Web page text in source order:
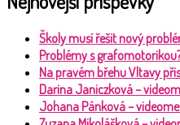
Školy musí řešit nový
Problémy s
Na pravém břehu Vltavy
Darina Janiczková –
Johana Pánková –